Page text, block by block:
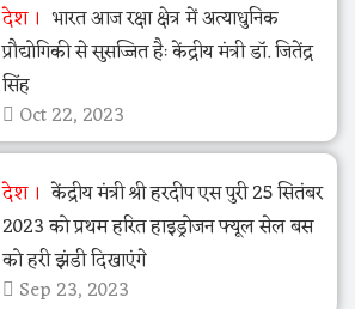
देश
भारत आज रक्षा क्षेत्र में अत्याधुनिक
प्रौद्योगिकी से सुसज्जित हैः केंद्रीय मंत्री डॉ. जितेंद्र
सिंह
Oct 22, 2023
देश
केंद्रीय मंत्री श्री हरदीप एस पुरी 25 सितंबर
2023 को प्रथम हरित हाइड्रोजन फ्यूल सेल बस
को हरी झंडी दिखाएंगे
Sep 23, 2023